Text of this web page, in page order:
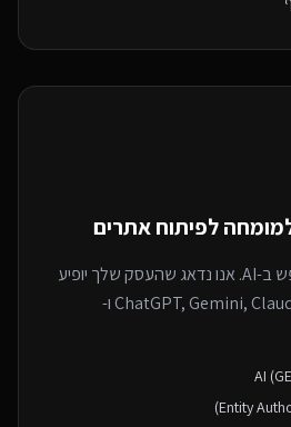
מומחה לפיתוח אתרים
הלקוחות שלך עברו לחפש ב-AI. אנו נדאג שהעסק שלך יופיע
כתשובה המומלצת ב-ChatGPT, Gemini, Claude ו-